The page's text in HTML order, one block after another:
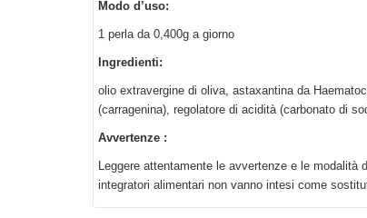
Modo d’uso:
1 perla da 0,400g a giorno
Ingredienti:
olio extravergine di oliva, astaxantina da
(carragenina), regolatore di acidità (carbonato di
Avvertenze :
Leggere attentamente le avvertenze e le
integratori alimentari non vanno intesi come